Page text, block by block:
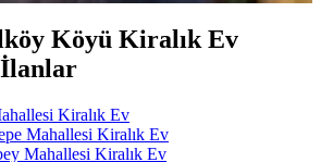
Köyü Kiralık Ev
Kiralık Ev
Mahallesi Kiralık Ev
Mahallesi Kiralık Ev